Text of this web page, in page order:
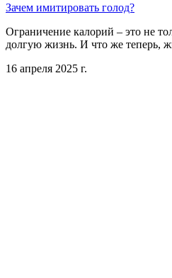
Зачем имитировать голод?
Ограничение калорий – это не
долгую жизнь. И что же теперь,
16 апреля 2025 г.